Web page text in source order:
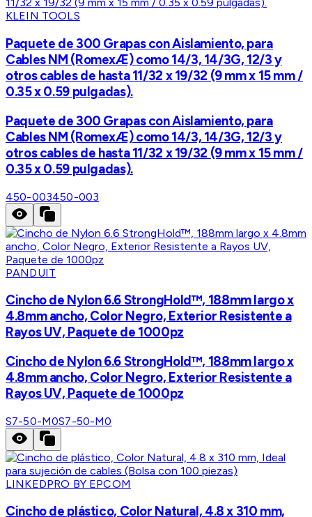
KLEIN TOOLS
Paquete de 300 Grapas con Aislamiento, para
Cables NM (RomexÆ) como 14/3, 14/3G, 12/3 y
otros cables de hasta 11/32 x 19/32 (9 mm x 15 mm /
0.35 x 0.59 pulgadas).
Paquete de 300 Grapas con Aislamiento, para
Cables NM (RomexÆ) como 14/3, 14/3G, 12/3 y
otros cables de hasta 11/32 x 19/32 (9 mm x 15 mm /
0.35 x 0.59 pulgadas).
450-003450-003
PANDUIT
Cincho de Nylon 6.6 StrongHold™, 188mm largo x
4.8mm ancho, Color Negro, Exterior Resistente a
Rayos UV, Paquete de 1000pz
Cincho de Nylon 6.6 StrongHold™, 188mm largo x
4.8mm ancho, Color Negro, Exterior Resistente a
Rayos UV, Paquete de 1000pz
S7-50-M0S7-50-M0
LINKEDPRO BY EPCOM
Cincho de plástico, Color Natural, 4.8 x 310 mm,